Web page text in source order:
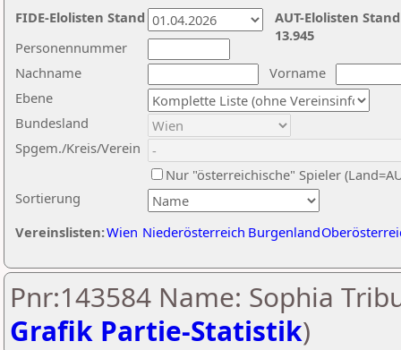
Nachname
Vorname
Ebene
Sortierung
Personennummer
Bundesland
Spgem./Kreis/Verein
Nur "österreichische" Spieler
Vereinslisten:Wien Niederösterreich Burgenland
AUT-Elolisten
13.945
FIDE-Elolisten Stand
Pnr:143584 Name: Sophia
Grafik Partie-Statistik)